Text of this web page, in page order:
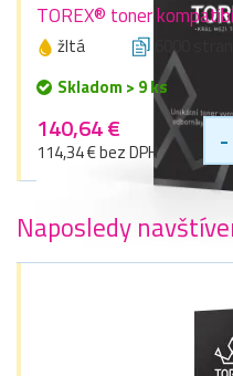
TOREX® toner
žltá 6000 stran
Skladom > 9 ks
140,64 €
114,34 € bez DPH -
Naposledy